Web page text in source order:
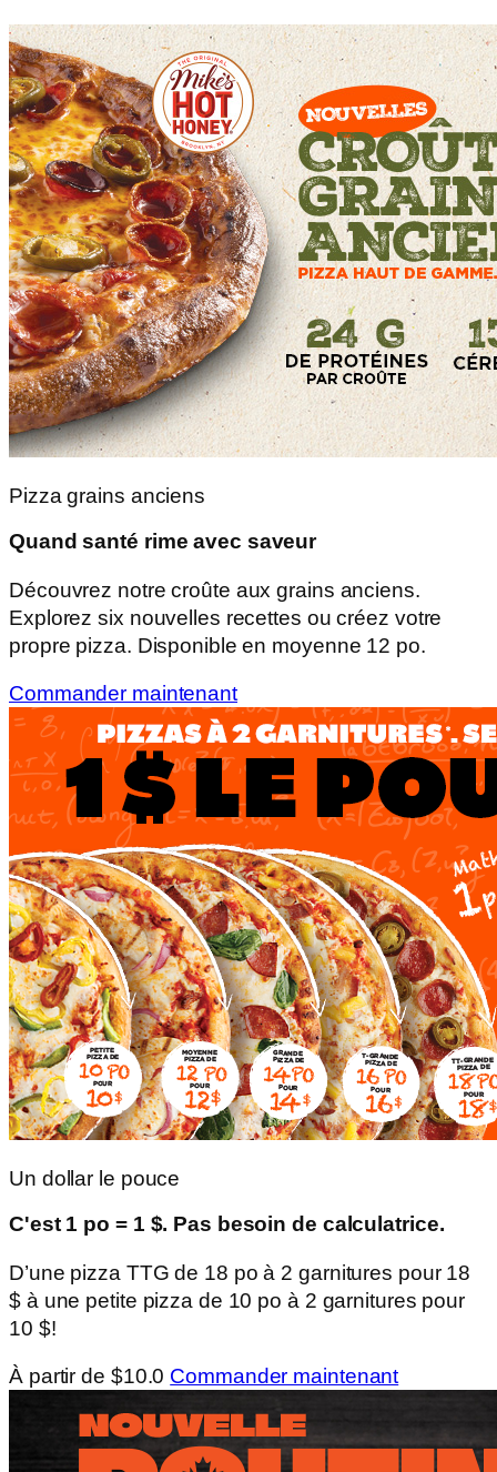
Pizza grains anciens
Quand santé rime avec saveur
Découvrez notre croûte aux grains anciens.
Explorez six nouvelles recettes ou créez votre
propre pizza. Disponible en moyenne 12 po.
Commander maintenant
Un dollar le pouce
C'est 1 po = 1 $. Pas besoin de calculatrice.
D’une pizza TTG de 18 po à 2 garnitures pour 18
$ à une petite pizza de 10 po à 2 garnitures pour
10 $!
À partir de $10.0 Commander maintenant